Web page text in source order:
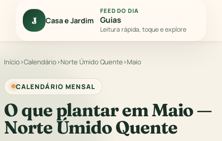
J Casa e Jardim
FEED DO DIA
Guias
Leitura rápida, toque e explore
Início›Calendário›Norte Úmido Quente›Maio
CALENDÁRIO MENSAL
O que plantar em Maio —
Norte Úmido Quente